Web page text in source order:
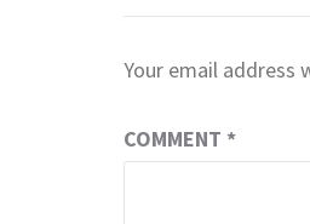
Your email address
COMMENT *